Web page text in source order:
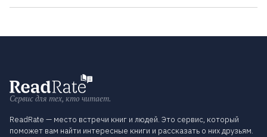
Сервис для тех, кто читает.
ReadRate — место встречи книг и людей. Это сервис, который
поможет вам найти интересные книги и рассказать о них друзьям.